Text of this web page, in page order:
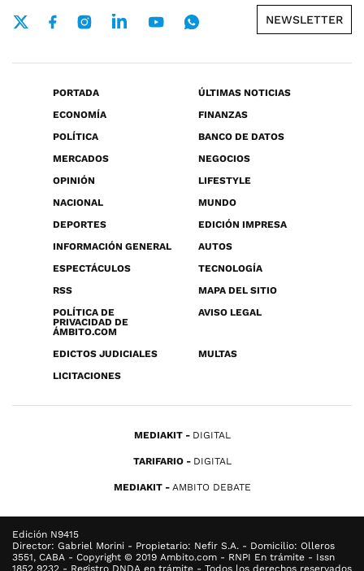
NEWSLETTER
PORTADA
ÚLTIMAS NOTICIAS
ECONOMÍA
FINANZAS
POLÍTICA
BANCO DE DATOS
MERCADOS
NEGOCIOS
OPINIÓN
LIFESTYLE
NACIONAL
MUNDO
DEPORTES
EDICIÓN IMPRESA
INFORMACIÓN GENERAL
AUTOS
ESPECTÁCULOS
TECNOLOGÍA
RSS
MAPA DEL SITIO
POLÍTICA DE
PRIVACIDAD DE
ÁMBITO.COM
AVISO LEGAL
EDICTOS JUDICIALES
MULTAS
LICITACIONES
MEDIAKIT DIGITAL
TARIFARIO DIGITAL
MEDIAKIT AMBITO DEBATE
Edición N9415
Director: Gabriel Morini - Propietario: Nefir S.A. - Domicilio: Olleros
3551, CABA - Copyright © 2019 Ambito.com - RNPI En trámite - Issn
1852 9232 - Registro DNDA en trámite - Todos los derechos reservados